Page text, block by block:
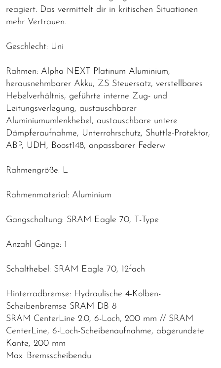
reagiert. Das vermittelt dir in kritischen Situationen
mehr Vertrauen.
Geschlecht: Uni
Rahmen: Alpha NEXT Platinum Aluminium,
herausnehmbarer Akku, ZS Steuersatz, verstellbares
Hebelverhältnis, geführte interne Zug- und
Leitungsverlegung, austauschbarer
Aluminiumumlenkhebel, austauschbare untere
Dämpferaufnahme, Unterrohrschutz, Shuttle-Protektor,
ABP, UDH, Boost148, anpassbarer Federw
Rahmengröße: L
Rahmenmaterial: Aluminium
Gangschaltung: SRAM Eagle 70, T-Type
Anzahl Gänge: 1
Schalthebel: SRAM Eagle 70, 12fach
Hinterradbremse: Hydraulische 4-Kolben-
Scheibenbremse SRAM DB 8
SRAM CenterLine 2.0, 6-Loch, 200 mm // SRAM
CenterLine, 6-Loch-Scheibenaufnahme, abgerundete
Kante, 200 mm
Max. Bremsscheibendu